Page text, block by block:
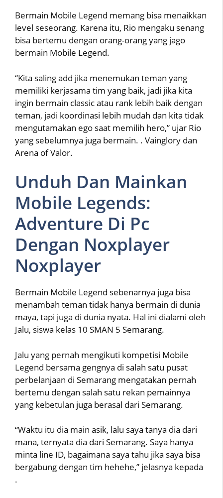
Bermain Mobile Legend memang bisa menaikkan
level seseorang. Karena itu, Rio mengaku senang
bisa bertemu dengan orang-orang yang jago
bermain Mobile Legend.
“Kita saling add jika menemukan teman yang
memiliki kerjasama tim yang baik, jadi jika kita
ingin bermain classic atau rank lebih baik dengan
teman, jadi koordinasi lebih mudah dan kita tidak
mengutamakan ego saat memilih hero,” ujar Rio
yang sebelumnya juga bermain. . Vainglory dan
Arena of Valor.
Unduh Dan Mainkan
Mobile Legends:
Adventure Di Pc
Dengan Noxplayer
Noxplayer
Bermain Mobile Legend sebenarnya juga bisa
menambah teman tidak hanya bermain di dunia
maya, tapi juga di dunia nyata. Hal ini dialami oleh
Jalu, siswa kelas 10 SMAN 5 Semarang.
Jalu yang pernah mengikuti kompetisi Mobile
Legend bersama gengnya di salah satu pusat
perbelanjaan di Semarang mengatakan pernah
bertemu dengan salah satu rekan pemainnya
yang kebetulan juga berasal dari Semarang.
“Waktu itu dia main asik, lalu saya tanya dia dari
mana, ternyata dia dari Semarang. Saya hanya
minta line ID, bagaimana saya tahu jika saya bisa
bergabung dengan tim hehehe,” jelasnya kepada
.